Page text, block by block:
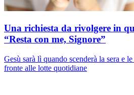
Una richiesta da rivolgere in
“Resta con me, Signore”
Gesù sarà lì quando scenderà la sera e
fronte alle lotte quotidiane